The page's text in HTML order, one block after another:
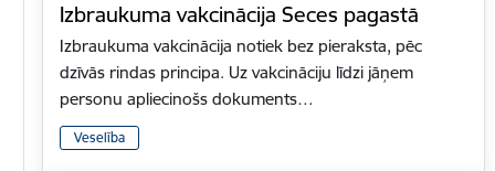
Izbraukuma vakcinācija Seces pagastā
Izbraukuma vakcinācija notiek bez pieraksta, pēc
dzīvās rindas principa. Uz vakcināciju līdzi jāņem
personu apliecinošs dokuments…
Veselība